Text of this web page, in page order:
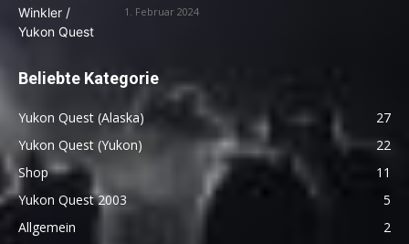
1. Februar 2024
Beliebte Kategorie
Yukon Quest (Alaska)
27
Yukon Quest (Yukon)
22
Shop
11
Yukon Quest 2003
5
Allgemein
2